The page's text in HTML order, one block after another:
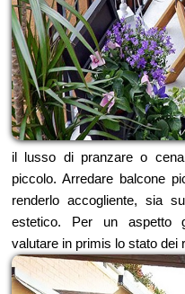
il lusso di pranzare o
piccolo. Arredare balcone
renderlo accogliente, sia
estetico. Per un aspetto
valutare in primis lo stato dei